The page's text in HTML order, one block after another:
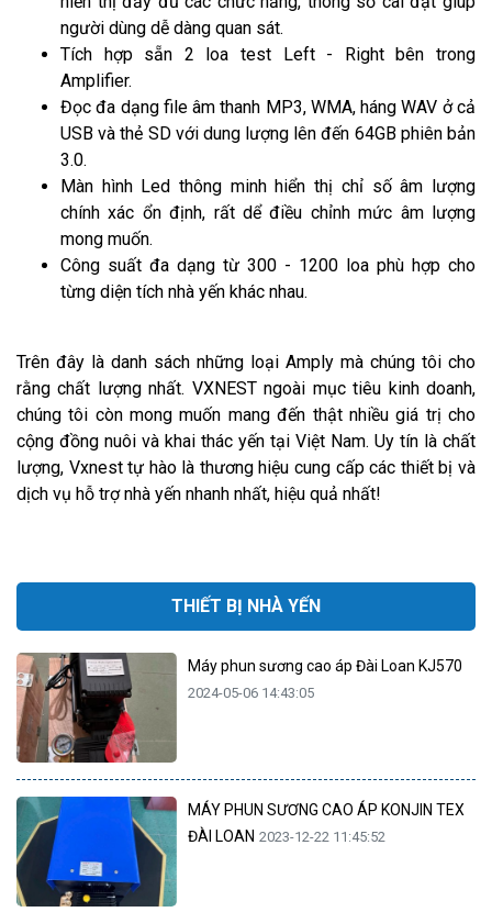
người dùng dễ dàng quan sát.
Tích hợp sẵn 2 loa test Left - Right bên trong
Amplifier.
Đọc đa dạng file âm thanh MP3, WMA, háng WAV ở cả
USB và thẻ SD với dung lượng lên đến 64GB phiên bản
3.0.
Màn hình Led thông minh hiển thị chỉ số âm lượng
chính xác ổn định, rất dể điều chỉnh mức âm lượng
mong muốn.
Công suất đa dạng từ 300 - 1200 loa phù hợp cho
từng diện tích nhà yến khác nhau.
Trên đây là danh sách những loại Amply mà chúng tôi cho
rằng chất lượng nhất. VXNEST ngoài mục tiêu kinh doanh,
chúng tôi còn mong muốn mang đến thật nhiều giá trị cho
cộng đồng nuôi và khai thác yến tại Việt Nam. Uy tín là chất
lượng, Vxnest tự hào là thương hiệu cung cấp các thiết bị và
dịch vụ hỗ trợ nhà yến nhanh nhất, hiệu quả nhất!
THIẾT BỊ NHÀ YẾN
Máy phun sương cao áp Đài Loan KJ570
2024-05-06 14:43:05
MÁY PHUN SƯƠNG CAO ÁP KONJIN TEX
ĐÀI LOAN 2023-12-22 11:45:52